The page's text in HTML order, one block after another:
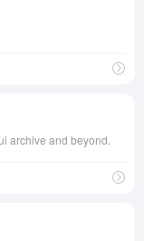
archive and beyond.